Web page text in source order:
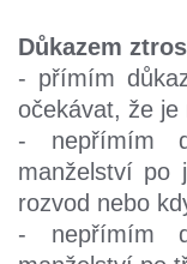
Důkazem
- přímím
očekávat, že
- nepřímím
manželství po
rozvod nebo
- nepřímím